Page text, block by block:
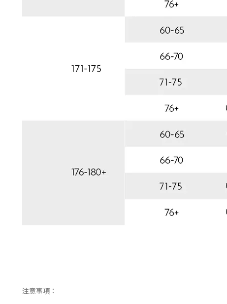
注意事項：